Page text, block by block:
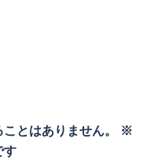
とはありません。
※
す